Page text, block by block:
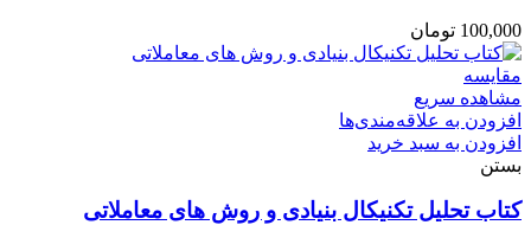
100,000 تومان
مقایسه
مشاهده سریع
افزودن به علاقه‌مندی‌ها
افزودن به سبد خرید
بستن
کتاب تحلیل تکنیکال بنیادی و روش های معاملاتی